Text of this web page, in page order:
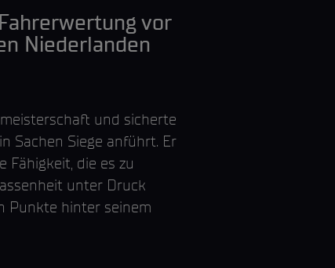
vor
Niederlanden
und sicherte
Sachen Siege anführt. Er
Fähigkeit, die es zu
unter Druck
Punkte hinter seinem